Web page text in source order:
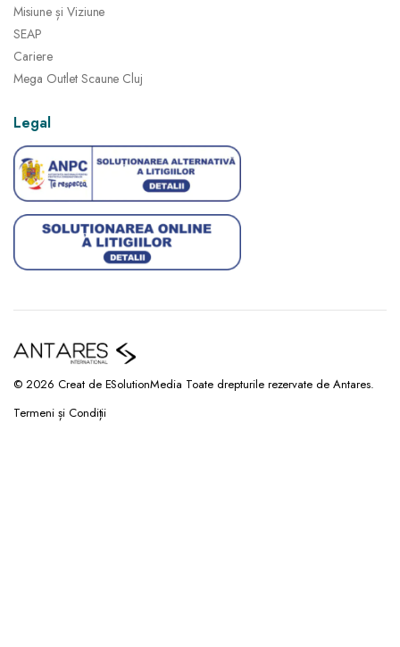
Misiune și Viziune
SEAP
Cariere
Mega Outlet Scaune Cluj
Legal
© 2026 Creat de ESolutionMedia Toate drepturile rezervate de Antares.
Termeni și Condiții